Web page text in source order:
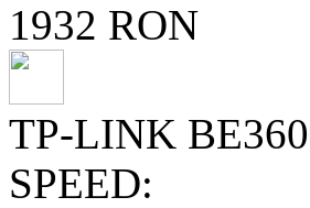
1932 RON
TP-LINK
SPEED: